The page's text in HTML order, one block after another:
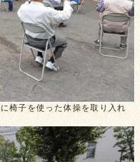
椅子を使った体操を取り入れ